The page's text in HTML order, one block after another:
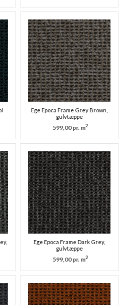
Ege Epoca Frame Grey Brown,
gulvtæppe
599,00 pr. m2
Ege Epoca Frame Dark Grey,
gulvtæppe
599,00 pr. m2